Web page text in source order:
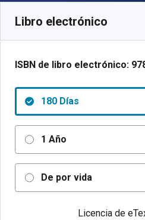
Libro electrónico
ISBN de libro electrónico:
180 Días
1 Año
De por vida
Licencia de